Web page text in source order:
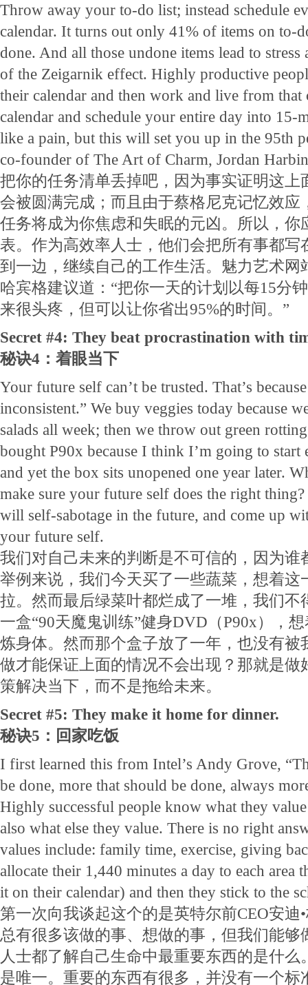
Throw away your to-do list; instead schedule
calendar. It turns out only 41% of items on to-
done. And all those undone items lead to stress
of the Zeigarnik effect. Highly productive
their calendar and then work and live from that
calendar and schedule your entire day into 15-
like a pain, but this will set you up in the 95th
co-founder of The Art of Charm, Jordan
把你的任务清单丢掉吧，因为事实证明这上
会被圆满完成；而且由于蔡格尼克记忆效应
任务将成为你焦虑和失眠的元凶。所以，你
表。作为高效率人士，他们会把所有事都写
到一边，继续自己的工作生活。魅力艺术网
哈宾格建议道：“把你一天的计划以每15分
来很头疼，但可以让你省出95%的时间。”
Secret #4: They beat procrastination with
秘诀4：着眼当下
Your future self can’t be trusted. That’s
inconsistent.” We buy veggies today because
salads all week; then we throw out green
bought P90x because I think I’m going to
and yet the box sits unopened one year later.
make sure your future self does the right
will self-sabotage in the future, and come up
your future self.
我们对自己未来的判断是不可信的，因为谁
举例来说，我们今天买了一些蔬菜，想着这
拉。然而最后绿菜叶都烂成了一堆，我们不
一盒“90天魔鬼训练”健身DVD（P90x），
炼身体。然而那个盒子放了一年，也没有被
做才能保证上面的情况不会出现？那就是做
策解决当下，而不是拖给未来。
Secret #5: They make it home for dinner.
秘诀5：回家吃饭
I first learned this from Intel’s Andy Grove,
be done, more that should be done, always
Highly successful people know what they
also what else they value. There is no right
values include: family time, exercise, giving
allocate their 1,440 minutes a day to each area
it on their calendar) and then they stick to the
第一次向我谈起这个的是英特尔前CEO安迪
总有很多该做的事、想做的事，但我们能够
人士都了解自己生命中最重要东西的是什
是唯一。重要的东西有很多，并没有一个标